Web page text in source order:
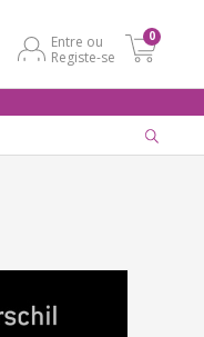
Entre ou
Registe-se
0